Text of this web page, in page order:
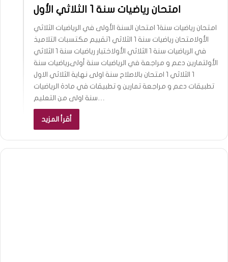
امتحان رياضيات سنة 1 الثلاثي الأول
امتحان رياضيات سنة1 امتحان السنة الأولى في الرياضيات الثلاثي
الأولامتحان رياضيات سنة 1 الثلاثي 1تقييم مكتسبات التلاميذ
في الرياضيات سنة 1 الثلاثي الأولاختبار رياضيات سنة 1 الثلاثي
الأولتمارين دعم و مراجعة في الرياضيات سنة أولىرياضيات سنة
1 الثلاثي 1 امتحان بالاصلاح سنة اولى نهاية الثلاثي الاول
تطبيقات دعم و مراجعة تمارين و تطبيقات في مادة الرياضيات
سنة اولى من التعليم…
أقرأ المزيد